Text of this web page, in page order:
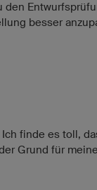
besser
finde es toll,
Grund für